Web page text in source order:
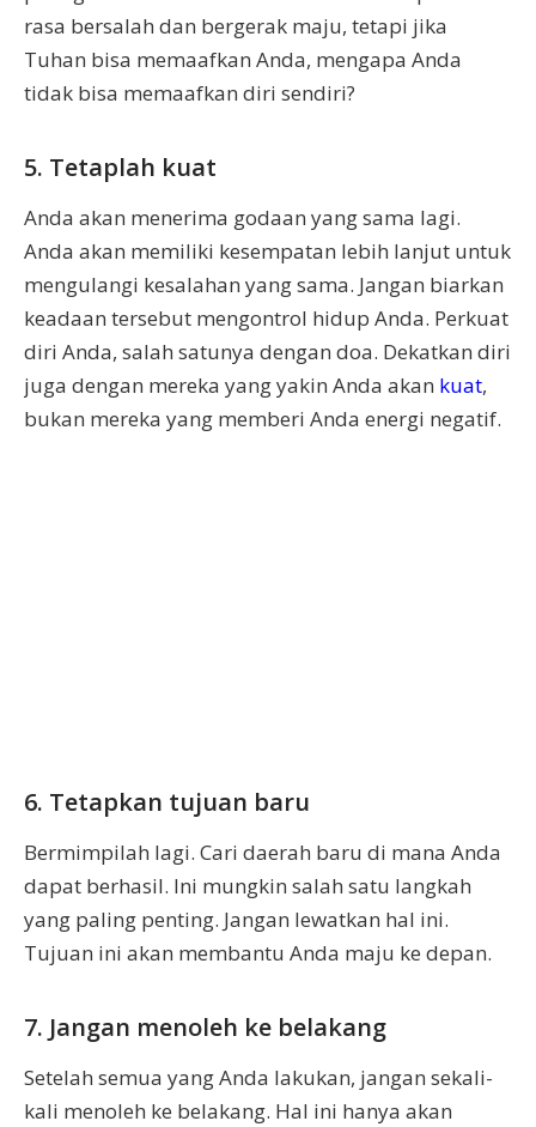
rasa bersalah dan bergerak maju, tetapi jika
Tuhan bisa memaafkan Anda, mengapa Anda
tidak bisa memaafkan diri sendiri?
5. Tetaplah kuat
Anda akan menerima godaan yang sama lagi.
Anda akan memiliki kesempatan lebih lanjut untuk
mengulangi kesalahan yang sama. Jangan biarkan
keadaan tersebut mengontrol hidup Anda. Perkuat
diri Anda, salah satunya dengan doa. Dekatkan diri
juga dengan mereka yang yakin Anda akan kuat,
bukan mereka yang memberi Anda energi negatif.
6. Tetapkan tujuan baru
Bermimpilah lagi. Cari daerah baru di mana Anda
dapat berhasil. Ini mungkin salah satu langkah
yang paling penting. Jangan lewatkan hal ini.
Tujuan ini akan membantu Anda maju ke depan.
7. Jangan menoleh ke belakang
Setelah semua yang Anda lakukan, jangan sekali-
kali menoleh ke belakang. Hal ini hanya akan